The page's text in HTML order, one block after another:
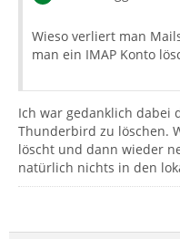
Wieso verliert man
man ein IMAP Konto
Ich war gedanklich dabei
Thunderbird zu löschen.
löscht und dann wieder
natürlich nichts in den